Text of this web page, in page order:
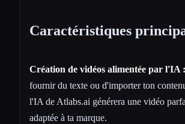
Caractéristiques
Création de vidéos alimentée par l'IA :
fournir du texte ou d'importer ton
l'IA de Atlabs.ai générera une vidéo
adaptée à ta marque.